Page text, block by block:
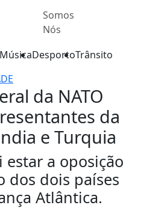
Somos
Nós
MúsicaDesportoTrânsito
da NATO
da
e Turquia
estar a oposição
dos dois países
Atlântica.